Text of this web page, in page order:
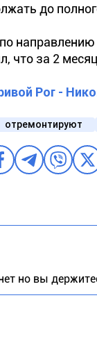
до
что за 2
Рог -
отремонтируют
но вы